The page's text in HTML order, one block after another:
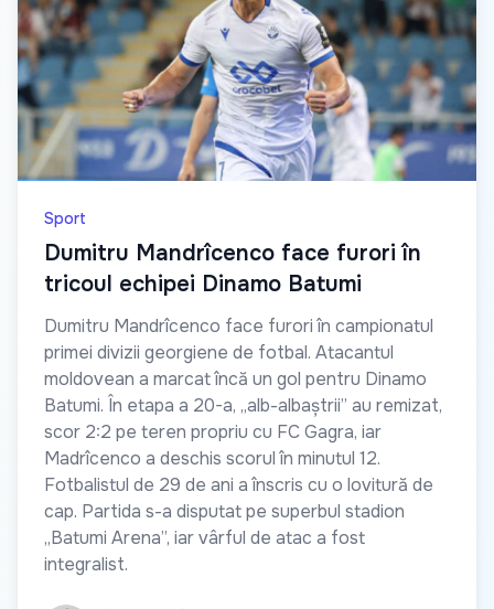
Sport
Dumitru Mandrîcenco face furori în
tricoul echipei Dinamo Batumi
Dumitru Mandrîcenco face furori în campionatul
primei divizii georgiene de fotbal. Atacantul
moldovean a marcat încă un gol pentru Dinamo
Batumi. În etapa a 20-a, „alb-albaștrii” au remizat,
scor 2:2 pe teren propriu cu FC Gagra, iar
Madrîcenco a deschis scorul în minutul 12.
Fotbalistul de 29 de ani a înscris cu o lovitură de
cap. Partida s-a disputat pe superbul stadion
„Batumi Arena”, iar vârful de atac a fost
integralist.